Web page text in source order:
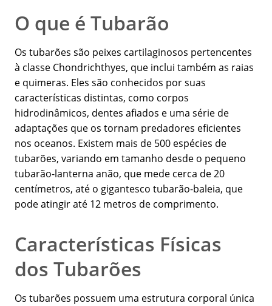
O que é Tubarão
Os tubarões são peixes cartilaginosos pertencentes
à classe Chondrichthyes, que inclui também as raias
e quimeras. Eles são conhecidos por suas
características distintas, como corpos
hidrodinâmicos, dentes afiados e uma série de
adaptações que os tornam predadores eficientes
nos oceanos. Existem mais de 500 espécies de
tubarões, variando em tamanho desde o pequeno
tubarão-lanterna anão, que mede cerca de 20
centímetros, até o gigantesco tubarão-baleia, que
pode atingir até 12 metros de comprimento.
Características Físicas
dos Tubarões
Os tubarões possuem uma estrutura corporal única